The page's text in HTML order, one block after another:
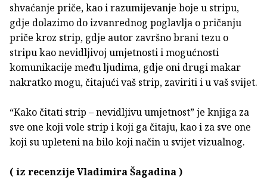
shvaćanje priče, kao i razumijevanje boje u stripu,
gdje dolazimo do izvanrednog poglavlja o pričanju
priče kroz strip, gdje autor završno brani tezu o
stripu kao nevidljivoj umjetnosti i mogućnosti
komunikacije među ljudima, gdje oni drugi makar
nakratko mogu, čitajući vaš strip, zaviriti i u vaš svijet.
“Kako čitati strip – nevidljivu umjetnost” je knjiga za
sve one koji vole strip i koji ga čitaju, kao i za sve one
koji su upleteni na bilo koji način u svijet vizualnog.
( iz recenzije Vladimira Šagadina )